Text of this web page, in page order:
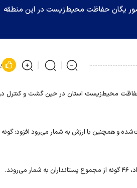
یگان حفاظت محیط‌زیست در این منطقه
محیط‌زیست استان در حین گشت و کنترل
و همچنین با ارزش به شمار می‌رود افزود: